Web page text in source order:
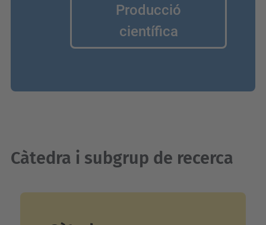
Producció
científica
Càtedra i subgrup de recerca